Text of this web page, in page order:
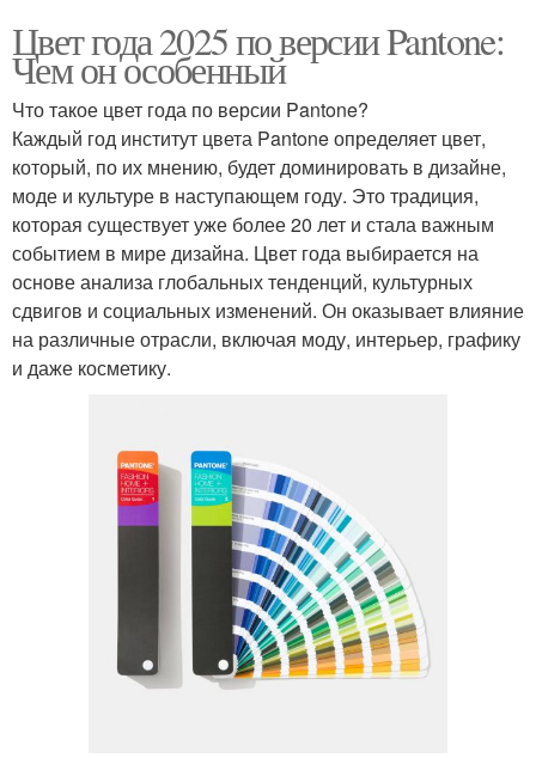
Цвет года 2025 по версии Pantone:
Чем он особенный
Что такое цвет года по версии Pantone?
Каждый год институт цвета Pantone определяет цвет,
который, по их мнению, будет доминировать в дизайне,
моде и культуре в наступающем году. Это традиция,
которая существует уже более 20 лет и стала важным
событием в мире дизайна. Цвет года выбирается на
основе анализа глобальных тенденций, культурных
сдвигов и социальных изменений. Он оказывает влияние
на различные отрасли, включая моду, интерьер, графику
и даже косметику.